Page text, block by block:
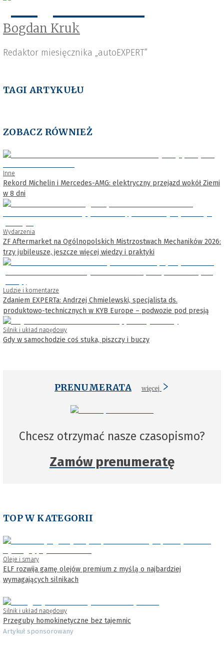
Bogdan Kruk
Redaktor miesięcznika „autoEXPERT”
TAGI ARTYKUŁU
ZOBACZ RÓWNIEŻ
Inne
Rekord Michelin i Mercedes-AMG: elektryczny przejazd wokół Ziemi
w 8 dni
Wydarzenia
ZF Aftermarket na Ogólnopolskich Mistrzostwach Mechaników 2026:
trzy jubileusze, jeszcze więcej wiedzy i praktyki
Ludzie i komentarze
Zdaniem EXPERTa: Andrzej Chmielewski, specjalista ds.
produktowo-technicznych w KYB Europe – podwozie pod presją
Silnik i układ napędowy
Gdy w samochodzie coś stuka, piszczy i buczy
PRENUMERATA więcej
Chcesz otrzymać nasze czasopismo?
Zamów prenumeratę
TOP W KATEGORII
Oleje i smary
ELF rozwija gamę olejów premium z myślą o najbardziej
wymagających silnikach
Silnik i układ napędowy
Przeguby homokinetyczne bez tajemnic
Artykuł sponsorowany